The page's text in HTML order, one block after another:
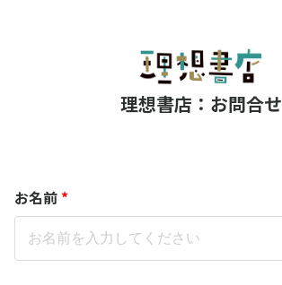
理想書店：お問合せ
お名前 *